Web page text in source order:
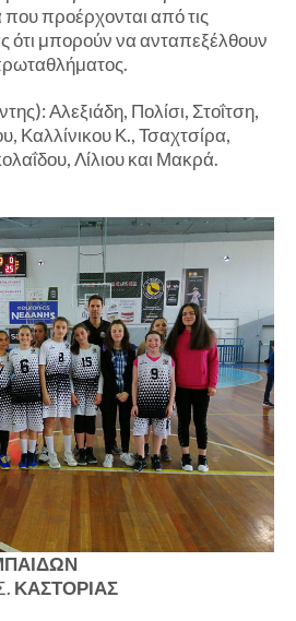
που προέρχονται από τις
ότι μπορούν να ανταπεξέλθουν
Αλεξιάδη, Πολίσι, Στοΐτση,
Καλλίνικου Κ., Τσαχτσίρα,
Λίλιου και Μακρά.
ΚΑΣΤΟΡΙΑΣ